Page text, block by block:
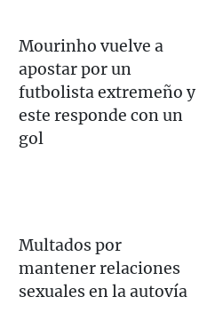
Mourinho vuelve a
apostar por un
futbolista extremeño y
este responde con un
gol
Multados por
mantener relaciones
sexuales en la autovía